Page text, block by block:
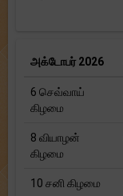
அக்டோபர் 2026
6 செவ்வாய்
கிழமை
8 வியாழன்
கிழமை
10 சனி கிழமை